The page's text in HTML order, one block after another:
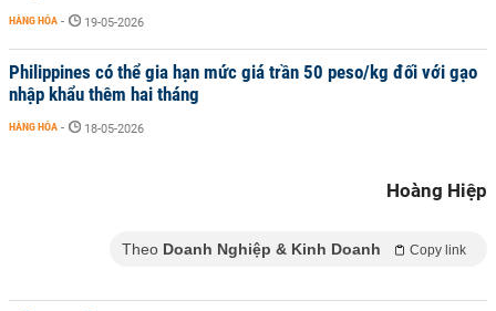
HÀNG HÓA - 19-05-2026
Philippines có thể gia hạn mức giá trần 50 peso/kg đối với gạo
nhập khẩu thêm hai tháng
HÀNG HÓA - 18-05-2026
Hoàng Hiệp
Theo Doanh Nghiệp & Kinh Doanh Copy link